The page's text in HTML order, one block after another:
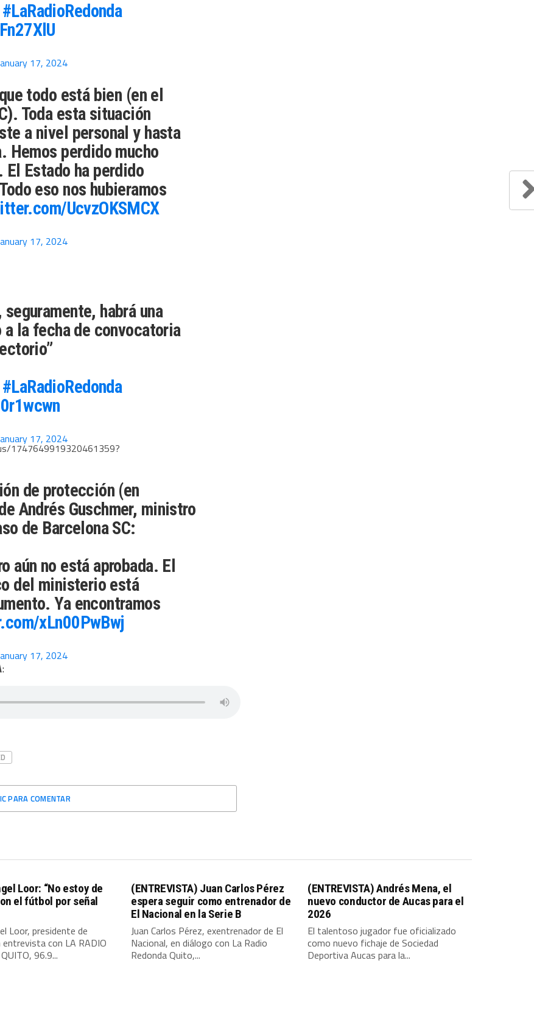
#LaRadioRedonda
17, 2024
todo está bien (en el
Toda esta situación
a nivel personal y hasta
Hemos perdido mucho
Estado ha perdido
eso nos hubieramos
UcvzOKSMCX
17, 2024
seguramente, habrá una
la fecha de convocatoria
#LaRadioRedonda
17, 2024
1747649919320461359?
de protección (en
Andrés Guschmer, ministro
de Barcelona SC:
aún no está aprobada. El
del ministerio está
Ya encontramos
xLn00PwBwj
17, 2024
:
PARA COMENTAR
Loor: “No estoy de
el fútbol por señal
Loor, presidente de
entrevista con LA RADIO
96.9...
(ENTREVISTA) Juan Carlos Pérez
espera seguir como entrenador de
El Nacional en la Serie B
Juan Carlos Pérez, exentrenador de El
Nacional, en diálogo con La Radio
Redonda Quito,...
(ENTREVISTA) Andrés Mena, el
nuevo conductor de Aucas para el
2026
El talentoso jugador fue oficializado
como nuevo fichaje de Sociedad
Deportiva Aucas para la...